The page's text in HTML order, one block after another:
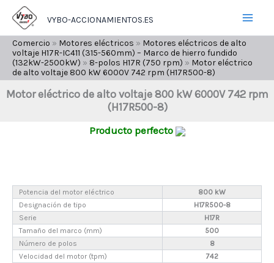
contenido
VYBO-ACCIONAMIENTOS.ES
Comercio » Motores eléctricos » Motores eléctricos de alto
voltaje H17R-IC411 (315-560mm) – Marco de hierro fundido
(132kW-2500kW) » 8-polos H17R (750 rpm) » Motor eléctrico
de alto voltaje 800 kW 6000V 742 rpm (H17R500-8)
Motor eléctrico de alto voltaje 800 kW 6000V 742 rpm
(H17R500-8)
Producto perfecto
Potencia del motor eléctrico
800 kW
Designación de tipo
H17R500-8
Serie
H17R
Tamaño del marco (mm)
500
Número de polos
8
Velocidad del motor (tpm)
742